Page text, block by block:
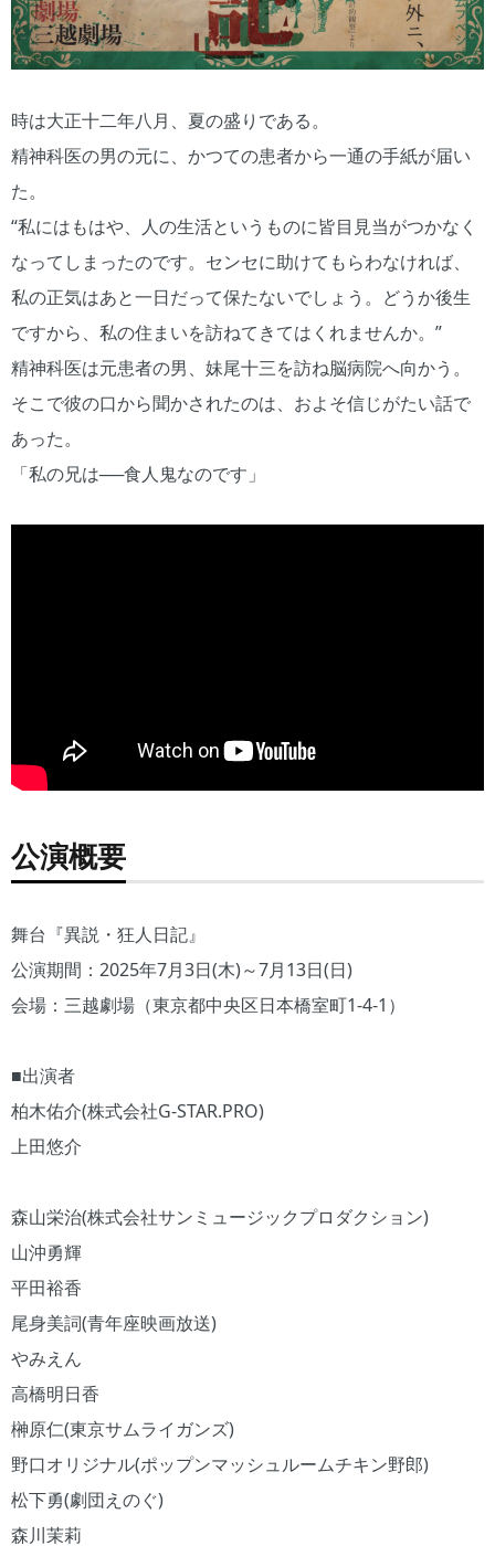
時は大正十二年八月、夏の盛りである。
精神科医の男の元に、かつての患者から一通の手紙が届い
た。
“私にはもはや、人の生活というものに皆目見当がつかなく
なってしまったのです。センセに助けてもらわなければ、
私の正気はあと一日だって保たないでしょう。どうか後生
ですから、私の住まいを訪ねてきてはくれませんか。”
精神科医は元患者の男、妹尾十三を訪ね脳病院へ向かう。
そこで彼の口から聞かされたのは、およそ信じがたい話で
あった。
「私の兄は──食人鬼なのです」
公演概要
舞台『異説・狂人日記』
公演期間：2025年7月3日(木)～7月13日(日)
会場：三越劇場（東京都中央区日本橋室町1-4-1）
■出演者
柏木佑介(株式会社G-STAR.PRO)
上田悠介
森山栄治(株式会社サンミュージックプロダクション)
山沖勇輝
平田裕香
尾身美詞(青年座映画放送)
やみえん
高橋明日香
榊原仁(東京サムライガンズ)
野口オリジナル(ポップンマッシュルームチキン野郎)
松下勇(劇団えのぐ)
森川茉莉